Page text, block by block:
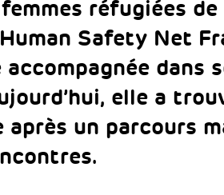
réfugiées
Safety Net
dans
elle a
un parcours